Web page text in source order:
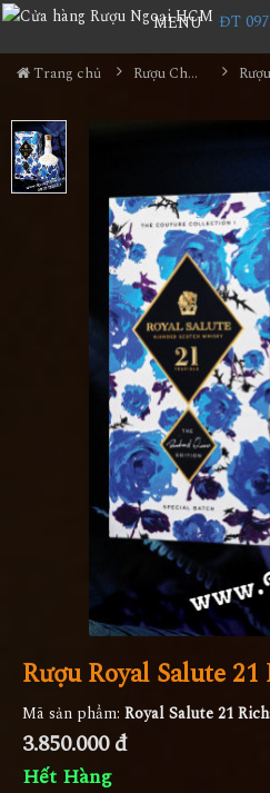
MENU ĐT
Trang chủ Rượu Chivas
Rượu Royal Salute
Mã sản phẩm: Royal Salute 21
3.850.000 đ
Hết Hàng